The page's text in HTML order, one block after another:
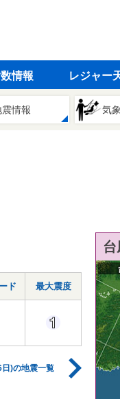
情報 レジャー
震情報 気
ド 最大震度
)の地震一覧